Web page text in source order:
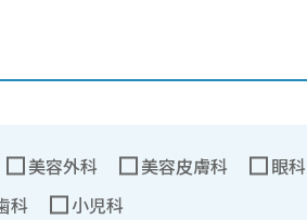
美容外科 美容皮膚科
眼科
科 小児科